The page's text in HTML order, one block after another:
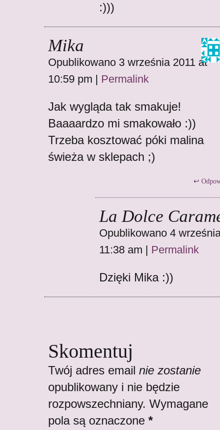
:)))
Mika
Opublikowano 3 września 2011 at
10:59 pm | Permalink
Jak wygląda tak smakuje!
Baaaardzo mi smakowało :))
Trzeba kosztować póki malina
świeża w sklepach ;)
La Dolce
Opublikowano 4
11:38 am | Permalink
Dzięki Mika :))
Skomentuj
Twój adres email nie zostanie
opublikowany i nie będzie
rozpowszechniany. Wymagane
pola są oznaczone *